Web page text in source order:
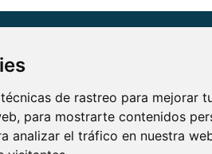
de rastreo para mejorar
para mostrarte contenidos
analizar el tráfico en nuestra
de cookies
legal